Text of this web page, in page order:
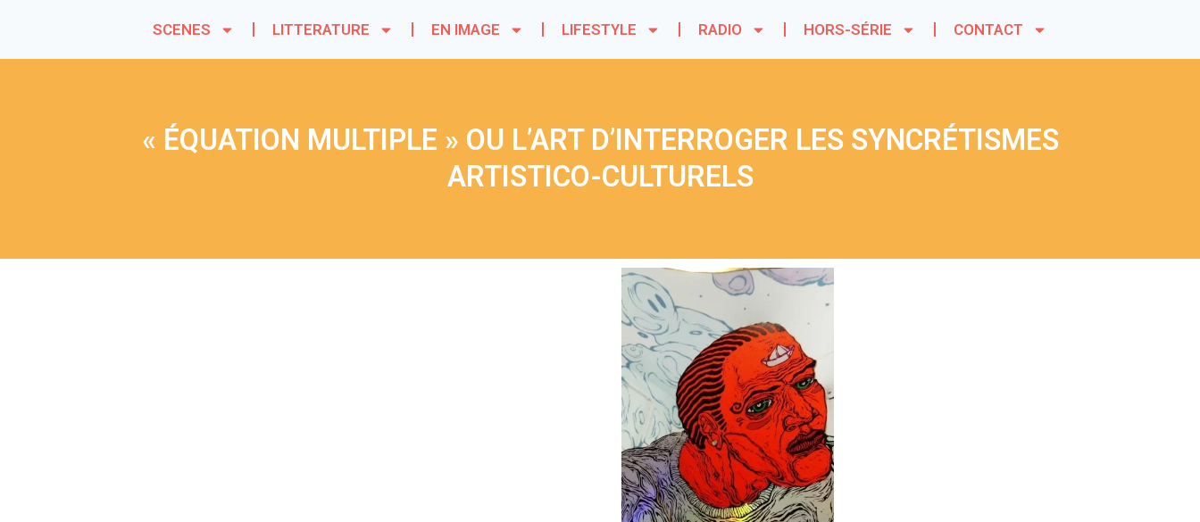
SCENES LITTERATURE EN IMAGE LIFESTYLE RADIO HORS-SÉRIE CONTACT
« ÉQUATION MULTIPLE » OU L’ART D’INTERROGER LES SYNCRÉTISMES
ARTISTICO-CULTURELS